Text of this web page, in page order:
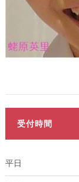
受付時間
平日